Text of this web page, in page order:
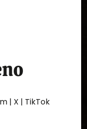
| X | TikTok